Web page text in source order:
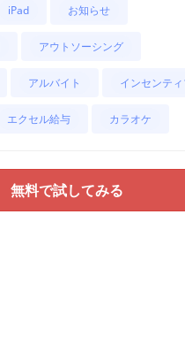
iPad お知らせ
アウトソーシング
アルバイト インセンテ
エクセル給与 カラオケ
無料で試してみる